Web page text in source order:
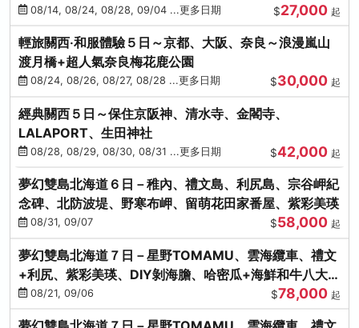
流水瀑布電扶梯
08/14, 08/24, 08/28, 09/04 ...更多日期 $27,000 起
輕旅關西‧和服體驗５日～京都、大阪、奈良～浪漫嵐山
渡月橋+超人氣奈良梅花鹿公園
08/24, 08/26, 08/27, 08/28 ...更多日期 $30,000 起
經典關西５日～保住京阪神、清水寺、金閣寺、
LALAPORT、生田神社
08/28, 08/29, 08/30, 08/31 ...更多日期 $42,000 起
夢幻雙島北海道６日－稚內、禮文島、利尻島、宗谷岬紀
念碑、北防波堤、野寒布岬、留萌花田家番屋、紫彩美瑛
08/31, 09/07 $58,000 起
夢幻雙島北海道７日－星野TOMAMU、雲海纜車、禮文
+利尻、紫彩美瑛、DIY剝海膽、哈密瓜+海鮮和牛八大螃
蟹吃到飽
08/21, 09/06 $78,000 起